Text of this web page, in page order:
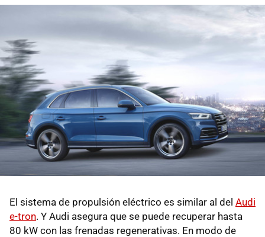
El sistema de propulsión eléctrico es similar al del Audi
e-tron. Y Audi asegura que se puede recuperar hasta
80 kW con las frenadas regenerativas. En modo de